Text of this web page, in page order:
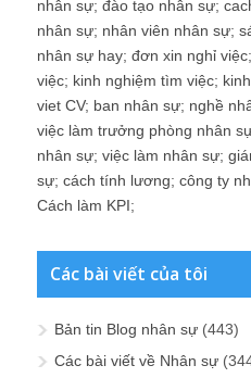
nhân sự; đào tạo nhân sự;
nhân sự; nhân viên nhân sự;
nhân sự hay; đơn xin nghỉ việc;
việc; kinh nghiệm tìm việc;
viet CV; ban nhân sự; nghề
việc làm trưởng phòng nhân
nhân sự; việc làm nhân sự;
sự; cách tính lương; công ty
Cách làm KPI;
Các bài viết của tôi
Bản tin Blog nhân sự (443)
Các bài viết về Nhân sự